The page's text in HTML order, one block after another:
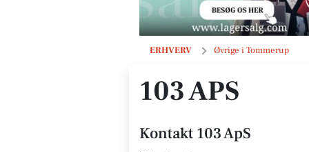
ERHVERV Øvrige i Tommerup
103 ApS
103 APS
Kontakt 103 ApS